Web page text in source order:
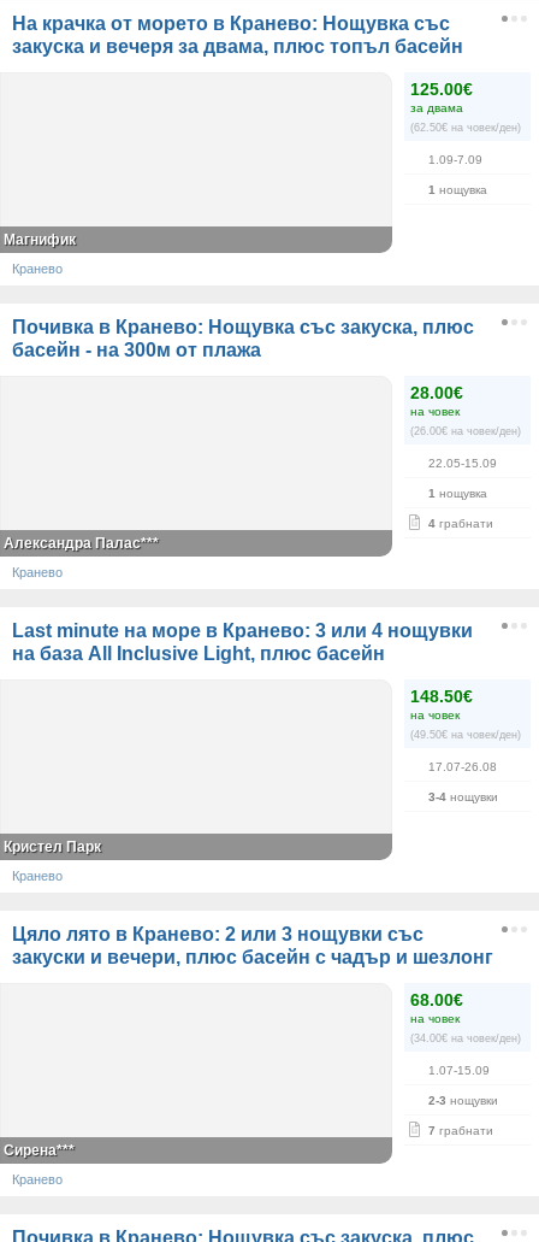
На крачка от морето в Кранево: Нощувка със
закуска и вечеря за двама, плюс топъл басейн
125.00€
за двама
(62.50€ на човек/ден)
1.09-7.09
1 нощувка
Магнифик
Кранево
Почивка в Кранево: Нощувка със закуска, плюс
басейн - на 300м от плажа
28.00€
на човек
(26.00€ на човек/ден)
22.05-15.09
1 нощувка
4 грабнати
Александра Палас***
Кранево
Last minute на море в Кранево: 3 или 4 нощувки
на база All Inclusive Light, плюс басейн
148.50€
на човек
(49.50€ на човек/ден)
17.07-26.08
3-4 нощувки
Кристел Парк
Кранево
Цяло лято в Кранево: 2 или 3 нощувки със
закуски и вечери, плюс басейн с чадър и шезлонг
68.00€
на човек
(34.00€ на човек/ден)
1.07-15.09
2-3 нощувки
7 грабнати
Сирена***
Кранево
Почивка в Кранево: Нощувка със закуска, плюс